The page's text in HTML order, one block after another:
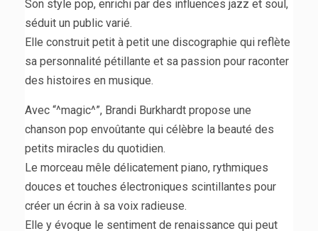
Son style pop, enrichi par des influences jazz et soul,
séduit un public varié.
Elle construit petit à petit une discographie qui reflète
sa personnalité pétillante et sa passion pour raconter
des histoires en musique.
Avec “^magic^”, Brandi Burkhardt propose une
chanson pop envoûtante qui célèbre la beauté des
petits miracles du quotidien.
Le morceau mêle délicatement piano, rythmiques
douces et touches électroniques scintillantes pour
créer un écrin à sa voix radieuse.
Elle y évoque le sentiment de renaissance qui peut